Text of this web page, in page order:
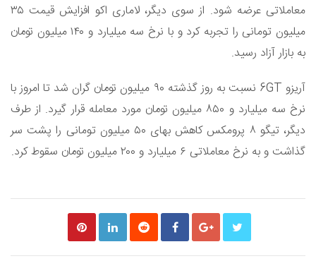
معاملاتی عرضه شود. از سوی دیگر، لاماری اکو افزایش قیمت ۳۵
میلیون تومانی را تجربه کرد و با نرخ سه میلیارد و ۱۴۰ میلیون تومان
به بازار آزاد رسید.
آریزو 6GT نسبت به روز گذشته ۹۰ میلیون تومان گران شد تا امروز با
نرخ سه میلیارد و ۸۵۰ میلیون تومان مورد معامله قرار گیرد. از طرف
دیگر، تیگو ۸ پرومکس کاهش بهای ۵۰ میلیون تومانی را پشت سر
گذاشت و به نرخ معاملاتی ۶ میلیارد و ۲۰۰ میلیون تومان سقوط کرد.